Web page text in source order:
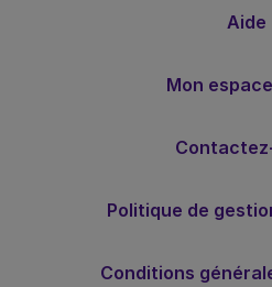
Aide
Mon
Politique de
Conditions